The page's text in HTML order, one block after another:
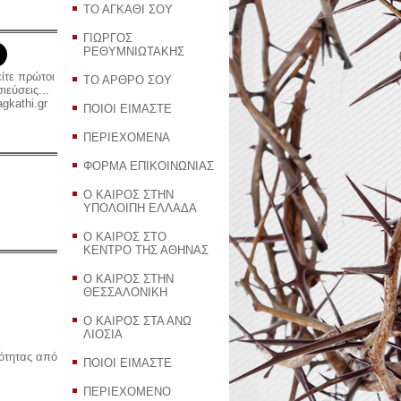
πρώτοι
από
ΤΟ ΑΓΚΑΘΙ ΣΟΥ
ΓΙΩΡΓΟΣ
ΡΕΘΥΜΝΙΩΤΑΚΗΣ
ΤΟ ΑΡΘΡΟ ΣΟΥ
ΠΟΙΟΙ ΕΙΜΑΣΤΕ
ΠΕΡΙΕΧΟΜΕΝΑ
ΦΟΡΜΑ ΕΠΙΚΟΙΝΩΝΙΑΣ
Ο ΚΑΙΡΟΣ ΣΤΗΝ
ΥΠΟΛΟΙΠΗ ΕΛΛΑΔΑ
Ο ΚΑΙΡΟΣ ΣΤΟ
ΚΕΝΤΡΟ ΤΗΣ ΑΘΗΝΑΣ
Ο ΚΑΙΡΟΣ ΣΤΗΝ
ΘΕΣΣΑΛΟΝΙΚΗ
Ο ΚΑΙΡΟΣ ΣΤΑ ΑΝΩ
ΛΙΟΣΙΑ
ΠΟΙΟΙ ΕΙΜΑΣΤΕ
ΠΕΡΙΕΧΟΜΕΝΟ